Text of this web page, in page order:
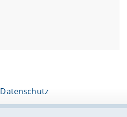
Datenschutz